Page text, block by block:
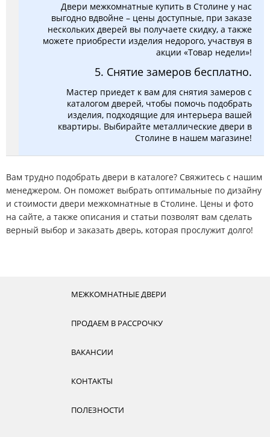
Двери межкомнатные купить в Столине у нас
выгодно вдвойне – цены доступные, при заказе
нескольких дверей вы получаете скидку, а также
можете приобрести изделия недорого, участвуя в
акции «Товар недели»!
5. Снятие замеров бесплатно.
Мастер приедет к вам для снятия замеров с
каталогом дверей, чтобы помочь подобрать
изделия, подходящие для интерьера вашей
квартиры. Выбирайте металлические двери в
Столине в нашем магазине!
Вам трудно подобрать двери в каталоге? Свяжитесь с нашим
менеджером. Он поможет выбрать оптимальные по дизайну
и стоимости двери межкомнатные в Столине. Цены и фото
на сайте, а также описания и статьи позволят вам сделать
верный выбор и заказать дверь, которая прослужит долго!
МЕЖКОМНАТНЫЕ ДВЕРИ
ПРОДАЕМ В РАССРОЧКУ
ВАКАНСИИ
КОНТАКТЫ
ПОЛЕЗНОСТИ